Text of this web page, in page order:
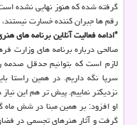
گرفته شده که هنوز نهایی نشده
رقم ها جبران کننده خسارت نیستند،
*ادامه فعالیت آنلاین برنامه های
صالحی درباره برنامه های وزارت
لازم است که بتوانیم حدقل صدمه
سرپا نگه داریم. در همین راستا
نزدیکتر نماییم. پیش تر هم این
گرفت و آثار هنرهای تجسمی در